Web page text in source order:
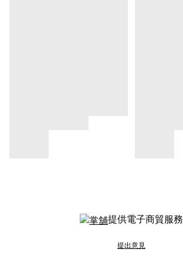
提供電子商貿服務
提出意見